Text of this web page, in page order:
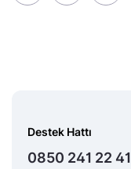
Destek Hattı
0850 241 22 41